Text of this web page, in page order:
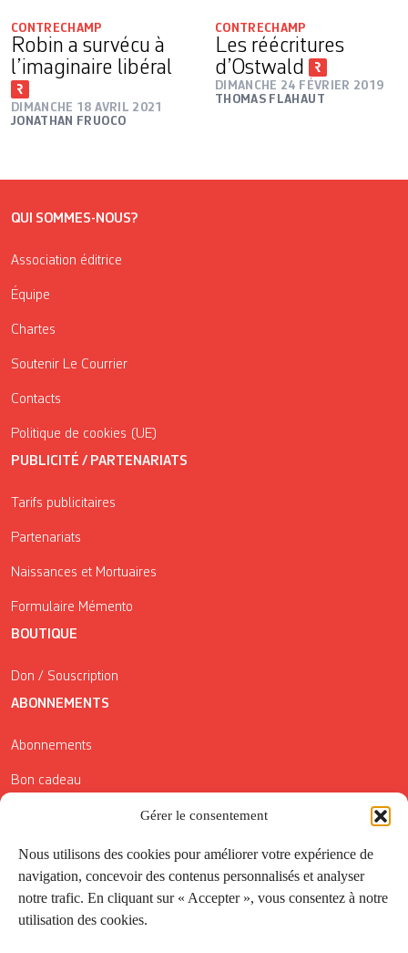
Gérer le consentement
Nous utilisons des cookies pour améliorer votre expérience de
navigation, concevoir des contenus personnalisés et analyser
notre trafic. En cliquant sur « Accepter », vous consentez à notre
utilisation des cookies.
CONTRECHAMP
Robin a survécu à
l’imaginaire libéral
DIMANCHE 18 AVRIL 2021
JONATHAN FRUOCO
CONTRECHAMP
Les réécritures
d’Ostwald
DIMANCHE 24 FÉVRIER 2019
THOMAS FLAHAUT
QUI SOMMES-NOUS?
Association éditrice
Équipe
Chartes
Soutenir Le Courrier
Contacts
Politique de cookies (UE)
PUBLICITÉ / PARTENARIATS
Tarifs publicitaires
Partenariats
Naissances et Mortuaires
Formulaire Mémento
BOUTIQUE
Don / Souscription
ABONNEMENTS
Abonnements
Bon cadeau
Conditions générales de vente
Réductions de la Carte Côté Courrier
Application